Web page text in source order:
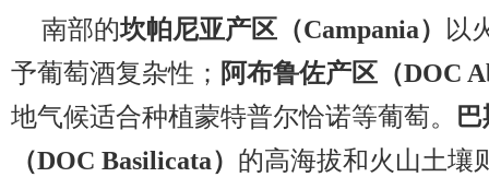
南部的坎帕尼亚产区（Campania）
以
予葡萄酒复杂性； 阿布鲁佐产区（DOC
地气候适合种植蒙特普尔恰诺等葡萄。
（DOC Basilicata） 的高海拔和火山土壤